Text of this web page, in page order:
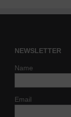
NEWSLETTER
Name
Email